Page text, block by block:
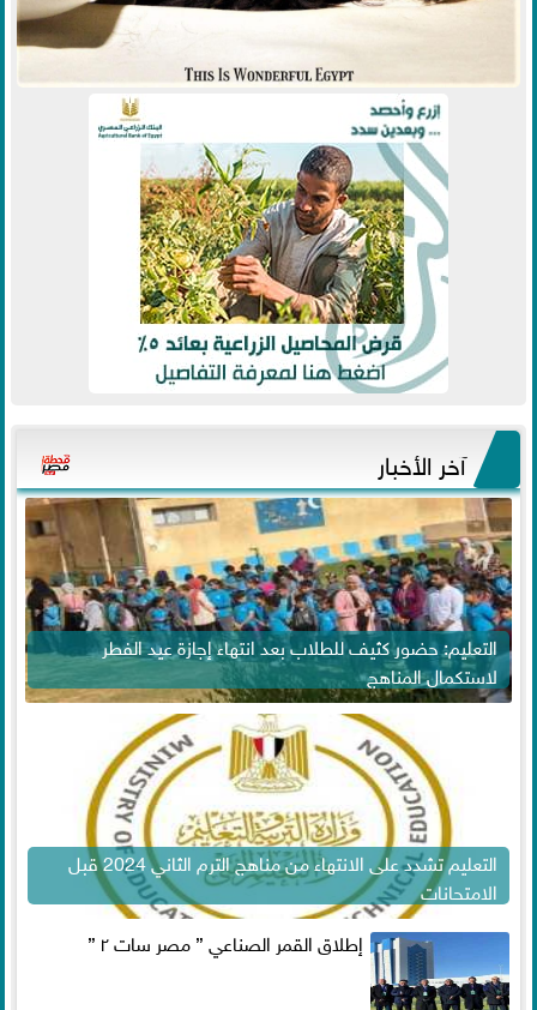
آخر الأخبار
التعليم: حضور كثيف للطلاب بعد انتهاء إجازة عيد الفطر
لاستكمال المناهج
التعليم تشدد على الانتهاء من مناهج الترم الثاني 2024 قبل
الامتحانات
إطلاق القمر الصناعي ” مصر سات ٢ ”